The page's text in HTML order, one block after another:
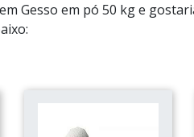
Gesso em pó 50 kg e